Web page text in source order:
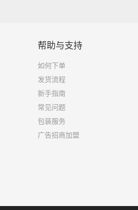
公司，可能会面临以下风险和损失：
帮助与支持
如何下单
发货流程
新手指南
常见问题
包装服务
广告招商加盟